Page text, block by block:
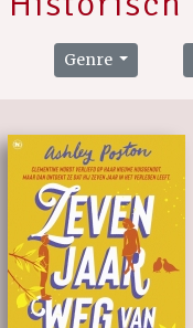
Genre